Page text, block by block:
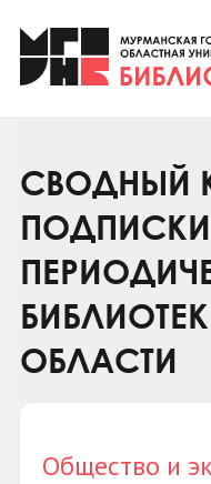
Клуб «Гиря и
Клуб
Коллегам
Контакты
СВОДНЫЙ
ОБЛАСТИ
Общество и